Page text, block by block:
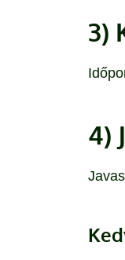
3)
4)